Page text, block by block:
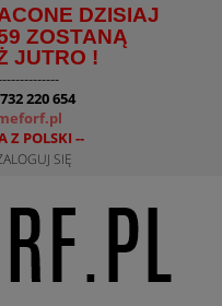
DZISIAJ
ZOSTANĄ
JUTRO !
220 654
Z POLSKI --
SIĘ